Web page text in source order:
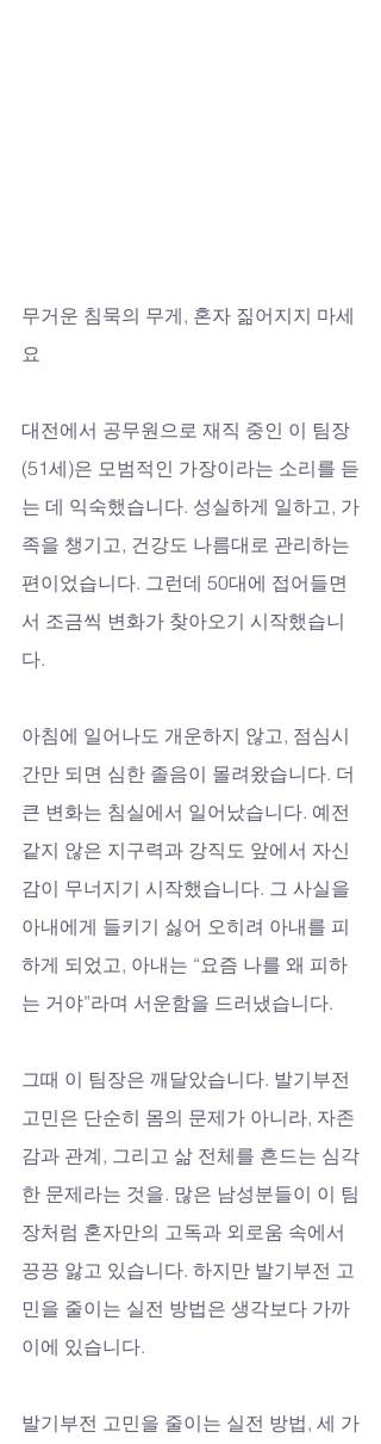
무거운 침묵의 무게, 혼자 짊어지지 마세
요
대전에서 공무원으로 재직 중인 이 팀장
(51세)은 모범적인 가장이라는 소리를 듣
는 데 익숙했습니다. 성실하게 일하고, 가
족을 챙기고, 건강도 나름대로 관리하는
편이었습니다. 그런데 50대에 접어들면
서 조금씩 변화가 찾아오기 시작했습니
다.
아침에 일어나도 개운하지 않고, 점심시
간만 되면 심한 졸음이 몰려왔습니다. 더
큰 변화는 침실에서 일어났습니다. 예전
같지 않은 지구력과 강직도 앞에서 자신
감이 무너지기 시작했습니다. 그 사실을
아내에게 들키기 싫어 오히려 아내를 피
하게 되었고, 아내는 “요즘 나를 왜 피하
는 거야”라며 서운함을 드러냈습니다.
그때 이 팀장은 깨달았습니다. 발기부전
고민은 단순히 몸의 문제가 아니라, 자존
감과 관계, 그리고 삶 전체를 흔드는 심각
한 문제라는 것을. 많은 남성분들이 이 팀
장처럼 혼자만의 고독과 외로움 속에서
끙끙 앓고 있습니다. 하지만 발기부전 고
민을 줄이는 실전 방법은 생각보다 가까
이에 있습니다.
발기부전 고민을 줄이는 실전 방법, 세 가